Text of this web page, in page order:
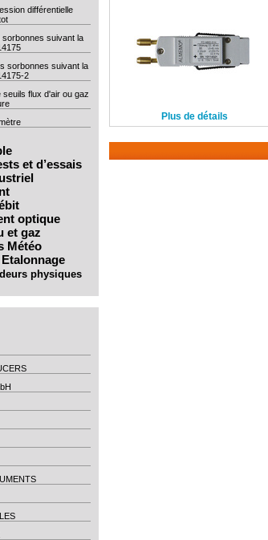
différentielle
sorbonnes suivant la
sorbonnes suivant la
2
flux d'air ou gaz
et d’essais
optique
et gaz
Météo
physiques
Plus de détails